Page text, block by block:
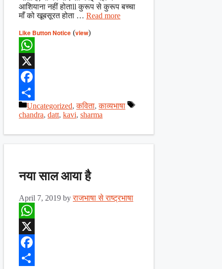
आशियाना नहीं होताll कुरूप से कुरूप बच्चा
माँ को खूबसूरत होता … Read more
Like Button Notice (view)
WhatsApp
X
Facebook
Share
Categories
Uncategorized,कविता,काव्यभाषा
Tags
chandra, datt, kavi, sharma
नया साल आया है
April 7, 2019 byराजभाषा से राष्ट्रभाषा
WhatsApp
X
Facebook